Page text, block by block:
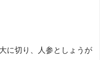
に切り、人参としょうが